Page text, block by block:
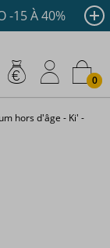
Livraison
-15 À 40%
0
hors d'âge - Ki' -